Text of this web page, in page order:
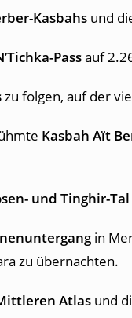
Kasbahs und
Passauf
zu folgen, auf der
Kasbah Aït
und Tinghir-Tal
in
zu übernachten.
Atlas und